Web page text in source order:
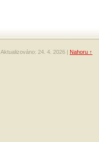
Aktualizováno: 24. 4. 2026 | Nahoru ↑